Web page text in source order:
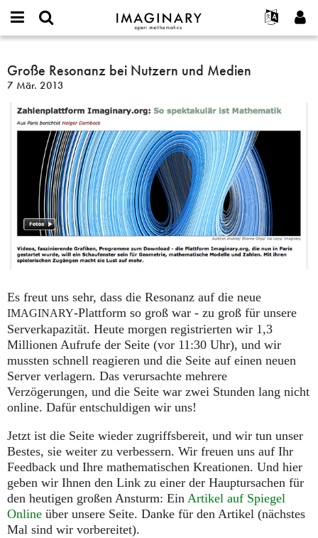
IMAGINARY
open
Français
한국어
Español
Türkçe
Programme
Hands-on
Filme
Texte
Ausstellungen
Mehr...
Projekte
Kontakt
or
username
*
Passwort
Neues Benutzerkonto erstellen
Neues Passwort anfordern
Suche
Große
Resonanz
bei
Nutzern
und
Medien
Große Resonanz bei Nutzern und Medien
7 Mär. 2013
Es freut uns sehr, dass die Resonanz auf die neue
IMAGINARY-Plattform so groß war - zu groß für unsere
Serverkapazität. Heute morgen registrierten wir 1,3
Millionen Aufrufe der Seite (vor 11:30 Uhr), und wir
mussten schnell reagieren und die Seite auf einen neuen
Server verlagern. Das verursachte mehrere
Verzögerungen, und die Seite war zwei Stunden lang nicht
online. Dafür entschuldigen wir uns!
Jetzt ist die Seite wieder zugriffsbereit, und wir tun unser
Bestes, sie weiter zu verbessern. Wir freuen uns auf Ihr
Feedback und Ihre mathematischen Kreationen. Und hier
geben wir Ihnen den Link zu einer der Hauptursachen für
den heutigen großen Ansturm: Ein Artikel auf Spiegel
Online über unsere Seite. Danke für den Artikel (nächstes
Mal sind wir vorbereitet).